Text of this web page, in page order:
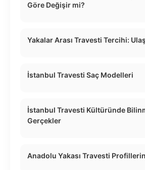
Göre Değişir mi?
Yakalar Arası Travesti Tercihi:
İstanbul Travesti Saç Modelleri
İstanbul Travesti Kültüründe
Gerçekler
Anadolu Yakası Travesti